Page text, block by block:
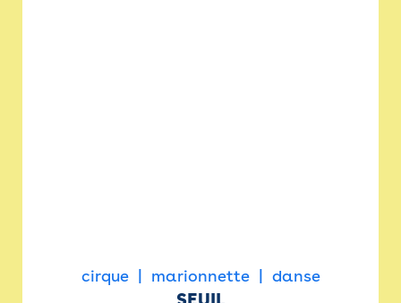
cirque marionnette danse